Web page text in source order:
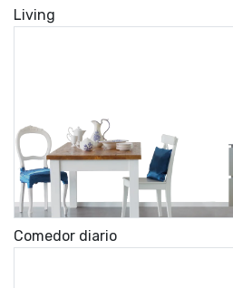
Living
Comedor diario